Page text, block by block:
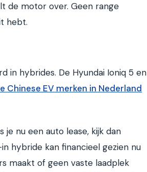
de motor over. Geen range
hebt.
in hybrides. De Hyundai Ioniq 5 en
Chinese EV merken in Nederland
nu een auto lease, kijk dan
hybride kan financieel gezien nu
maakt of geen vaste laadplek